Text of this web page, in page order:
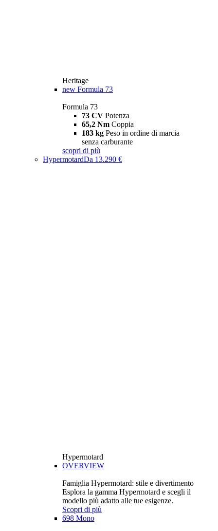
Heritage
new Formula 73
Formula 73
73 CV Potenza
65,2 Nm Coppia
183 kg Peso in ordine di marcia
senza carburante
scopri di più
HypermotardDa 13.290 €
Hypermotard
OVERVIEW
Famiglia Hypermotard: stile e divertimento
Esplora la gamma Hypermotard e scegli il
modello più adatto alle tue esigenze.
Scopri di più
698 Mono